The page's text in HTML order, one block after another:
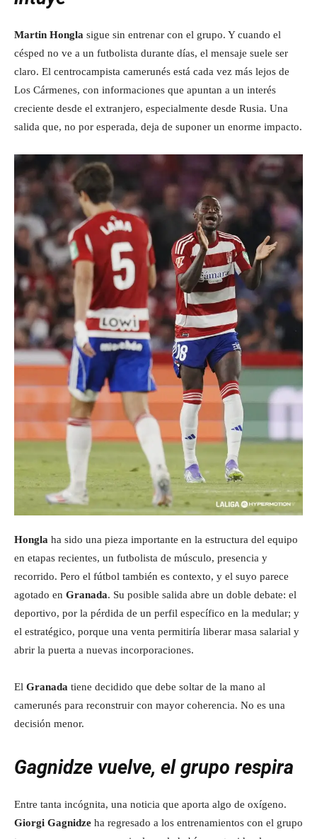
Martin Hongla sigue sin entrenar con el grupo. Y cuando el
césped no ve a un futbolista durante días, el mensaje suele ser
claro. El centrocampista camerunés está cada vez más lejos de
Los Cármenes, con informaciones que apuntan a un interés
creciente desde el extranjero, especialmente desde Rusia. Una
salida que, no por esperada, deja de suponer un enorme impacto.
Hongla ha sido una pieza importante en la estructura del equipo
en etapas recientes, un futbolista de músculo, presencia y
recorrido. Pero el fútbol también es contexto, y el suyo parece
agotado en Granada. Su posible salida abre un doble debate: el
deportivo, por la pérdida de un perfil específico en la medular; y
el estratégico, porque una venta permitiría liberar masa salarial y
abrir la puerta a nuevas incorporaciones.
El Granada tiene decidido que debe soltar de la mano al
camerunés para reconstruir con mayor coherencia. No es una
decisión menor.
Gagnidze vuelve, el grupo respira
Entre tanta incógnita, una noticia que aporta algo de oxígeno.
Giorgi Gagnidze ha regresado a los entrenamientos con el grupo